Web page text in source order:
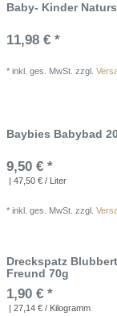
Baby- Kinder
11,98 € *
*inkl. ges. MwSt. zzgl.
Baybies Babybad
9,50 € *
| 47,50 € / Liter
*inkl. ges. MwSt. zzgl.
Dreckspatz
Freund 70g
1,90 € *
| 27,14 € / Kilogramm